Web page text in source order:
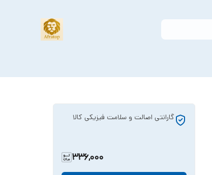
گارانتی اصالت و سلامت فیزیکی کالا
336,000